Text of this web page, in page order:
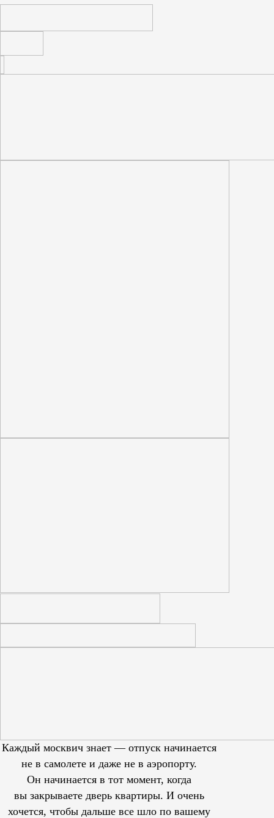
Каждый москвич знает — отпуск начинается
не в самолете и даже не в аэропорту.
Он начинается в тот момент, когда
вы закрываете дверь квартиры. И очень
хочется, чтобы дальше все шло по вашему